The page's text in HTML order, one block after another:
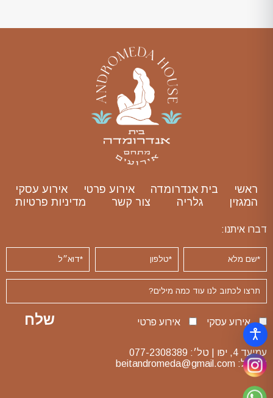
ראשי בית אנדרומדה אירוע פרטי
אירוע עסקי
המגזין
גלריה צור קשר מדיניות פרטיות
דברו איתנו:
אירוע עסקי אירוע פרטי
עמיעד 4, יפו | טל׳:
077-2308389
דוא״ל: beitandromeda@gmail.com